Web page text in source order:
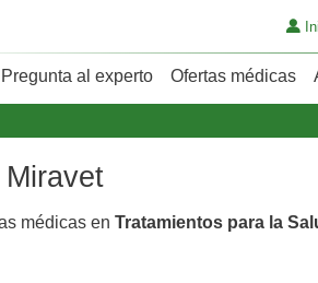
Pregunta al experto Ofertas médicas
médicas en Tratamientos para la